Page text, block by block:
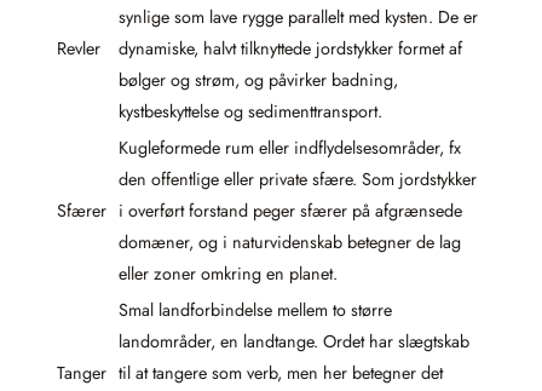
Revler
synlige som lave rygge parallelt med kysten. De er
dynamiske, halvt tilknyttede jordstykker formet af
bølger og strøm, og påvirker badning,
kystbeskyttelse og sedimenttransport.
Sfærer
Kugleformede rum eller indflydelsesområder, fx
den offentlige eller private sfære. Som jordstykker
i overført forstand peger sfærer på afgrænsede
domæner, og i naturvidenskab betegner de lag
eller zoner omkring en planet.
Tanger
Smal landforbindelse mellem to større
landområder, en landtange. Ordet har slægtskab
til at tangere som verb, men her betegner det